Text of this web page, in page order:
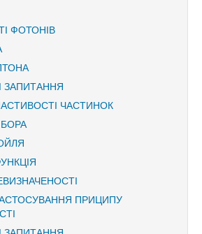
ФОТОНІВ
ЗАПИТАННЯ
ЧАСТИНОК
ПРИЦИПУ